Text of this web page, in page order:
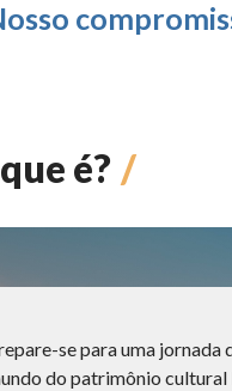
é?
se para uma jornada
do patrimônio